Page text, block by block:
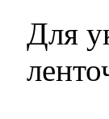
Для